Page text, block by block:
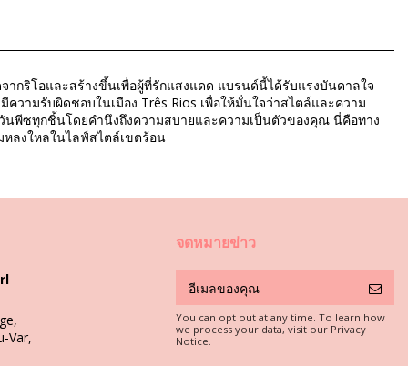
กริโอและสร้างขึ้นเพื่อผู้ที่รักแสงแดด แบรนด์นี้ได้รับแรงบันดาลใจ
ามรับผิดชอบในเมือง Três Rios เพื่อให้มั่นใจว่าสไตล์และความ
นพีซทุกชิ้นโดยคำนึงถึงความสบายและความเป็นตัวของคุณ นี่คือทาง
ลงใหลในไลฟ์สไตล์เขตร้อน
Var,
จดหมายข่าว
You can opt out at any time. To learn how
we process your data, visit our Privacy
Notice.